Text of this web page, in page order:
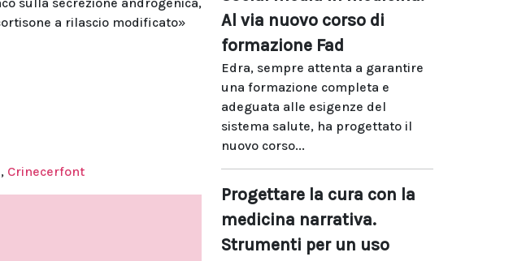
a rilascio modificato»
, Crinecerfont
Al via nuovo corso di
formazione Fad
Edra, sempre attenta a garantire
una formazione completa e
adeguata alle esigenze del
sistema salute, ha progettato il
nuovo corso...
Progettare la cura con la
medicina narrativa.
Strumenti per un uso